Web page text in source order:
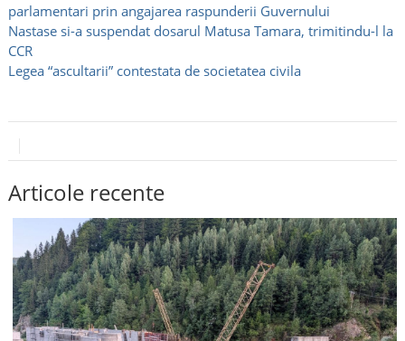
parlamentari prin angajarea raspunderii Guvernului
Nastase si-a suspendat dosarul Matusa Tamara, trimitindu-l la
CCR
Legea “ascultarii” contestata de societatea civila
Articole recente